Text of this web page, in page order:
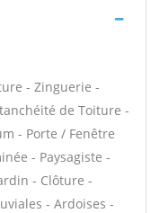
- Zinguerie -
de Toiture -
- Porte / Fenêtre
- Paysagiste -
- Clôture -
- Ardoises -